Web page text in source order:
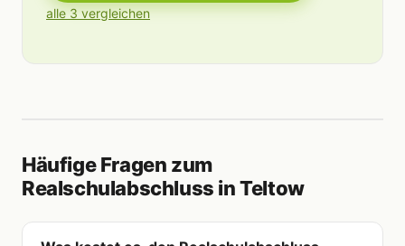
alle 3 vergleichen
Häufige Fragen zum
Realschulabschluss in Teltow